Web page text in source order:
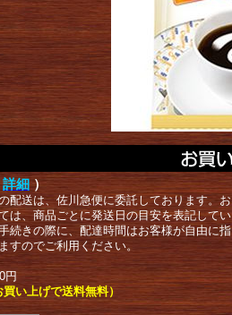
詳細 ）
配送は、佐川急便に委託しております。お
は、商品ごとに発送日の目安を表記してい
続きの際に、配達時間はお客様が自由に指
すのでご利用ください。
円
い上げで送料無料）